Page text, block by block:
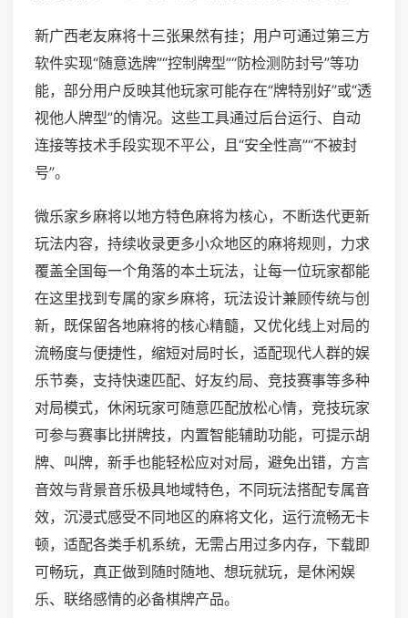
新广西老友麻将十三张果然有挂；用户可通过第三方
软件实现“随意选牌”“控制牌型”“防检测防封号”等功
能，部分用户反映其他玩家可能存在“牌特别好”或“透
视他人牌型”的情况。这些工具通过后台运行、自动
连接等技术手段实现不平公，且“安全性高”“不被封
号”。
微乐家乡麻将以地方特色麻将为核心，不断迭代更新
玩法内容，持续收录更多小众地区的麻将规则，力求
覆盖全国每一个角落的本土玩法，让每一位玩家都能
在这里找到专属的家乡麻将，玩法设计兼顾传统与创
新，既保留各地麻将的核心精髓，又优化线上对局的
流畅度与便捷性，缩短对局时长，适配现代人群的娱
乐节奏，支持快速匹配、好友约局、竞技赛事等多种
对局模式，休闲玩家可随意匹配放松心情，竞技玩家
可参与赛事比拼牌技，内置智能辅助功能，可提示胡
牌、叫牌，新手也能轻松应对对局，避免出错，方言
音效与背景音乐极具地域特色，不同玩法搭配专属音
效，沉浸式感受不同地区的麻将文化，运行流畅无卡
顿，适配各类手机系统，无需占用过多内存，下载即
可畅玩，真正做到随时随地、想玩就玩，是休闲娱
乐、联络感情的必备棋牌产品。